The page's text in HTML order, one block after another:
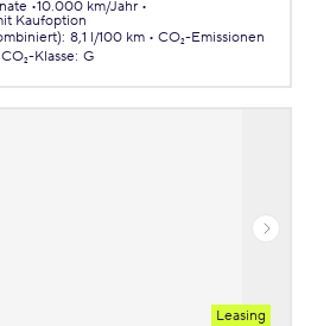
10.000 km/Jahr
Kaufoption
: 8,1 l/100 km
CO₂-Emissionen
CO₂-Klasse: G
Leasing